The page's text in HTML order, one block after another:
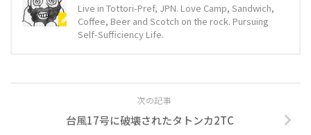
Live in Tottori-Pref, JPN. Love Camp, Sandwich,
Coffee, Beer and Scotch on the rock. Pursuing
Self-Sufficiency Life.
次の記事
台風17号に破壊されたタトンカ2TC